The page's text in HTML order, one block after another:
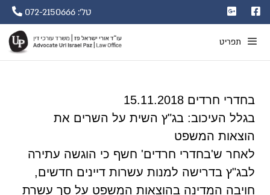
טל': 072-2150666
תפריט
בחדרי חרדים 15.11.2018
בגלל העיכוב: בג"ץ השית על השרים את
הוצאות המשפט
לאחר ש'בחדרי חרדים' חשף כי הוגשה עתירה
לבג"ץ בדרישה למנות עשרות דיינים חדשים,
חויבה המדינה בהוצאות המשפט על סך עשרת